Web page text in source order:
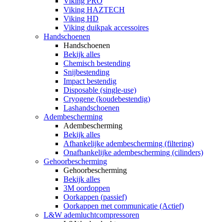
Viking HAZTECH
Viking HD
Viking duikpak accessoires
Handschoenen
Handschoenen
Bekijk alles
Chemisch bestending
Snijbestending
Impact bestendig
Disposable (single-use)
Cryogene (koudebestendig)
Lashandschoenen
Adembescherming
Adembescherming
Bekijk alles
Afhankelijke adembescherming (filtering)
Onafhankelijke adembescherming (cilinders)
Gehoorbescherming
Gehoorbescherming
Bekijk alles
3M oordoppen
Oorkappen (passief)
Oorkappen met communicatie (Actief)
L&W ademluchtcompressoren